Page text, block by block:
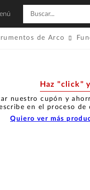
de Arco
Haz "click"
nuestro cupón y
en el proceso de
Quiero ver más